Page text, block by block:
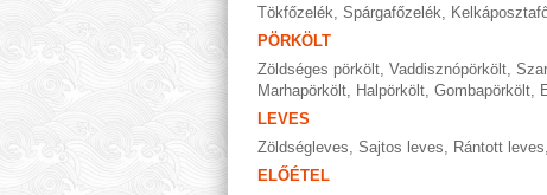
Tökfőzelék, Spárgafőzelék,
PÖRKÖLT
Zöldséges pörkölt, Vaddisznópörkölt,
Marhapörkölt, Halpörkölt, Gombapörkölt,
LEVES
Zöldségleves, Sajtos leves, Rántott leves,
ELŐÉTEL